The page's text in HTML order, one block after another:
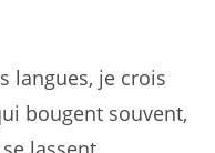
langues, je crois
bougent souvent,